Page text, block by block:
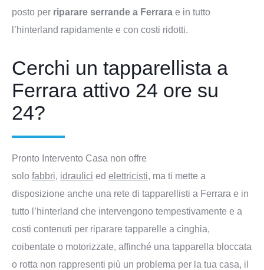
posto per riparare serrande a Ferrara e in tutto
l’hinterland rapidamente e con costi ridotti.
Cerchi un tapparellista a
Ferrara attivo 24 ore su
24?
Pronto Intervento Casa non offre
solo fabbri, idraulici ed elettricisti, ma ti mette a
disposizione anche una rete di tapparellisti a Ferrara e in
tutto l’hinterland che intervengono tempestivamente e a
costi contenuti per riparare tapparelle a cinghia,
coibentate o motorizzate, affinché una tapparella bloccata
o rotta non rappresenti più un problema per la tua casa, il